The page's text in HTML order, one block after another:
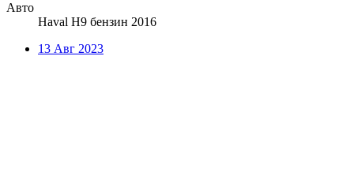
Авто
Haval H9 бензин 2016
13 Авг 2023